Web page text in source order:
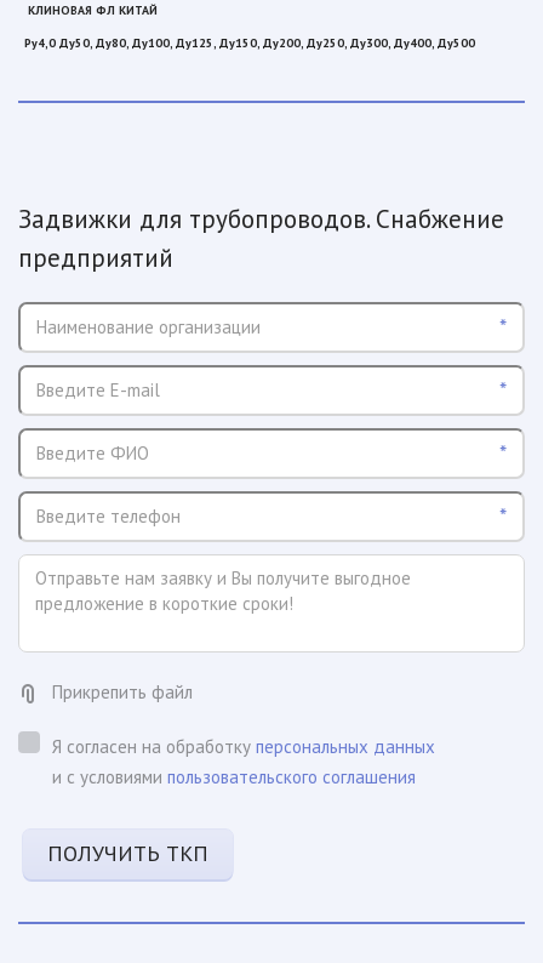
КЛИНОВАЯ ФЛ КИТАЙ
Ру4,0 Ду50, Ду80, Ду100, Ду125, Ду150, Ду200, Ду250, Ду300, Ду400, Ду500
­­Задвижки для трубопроводов. Снабжение
предприятий
*
*
*
*
Прикрепить файл
Я согласен на обработку персональных данных
и с условиями пользовательского соглашения
ПОЛУЧИТЬ ТКП